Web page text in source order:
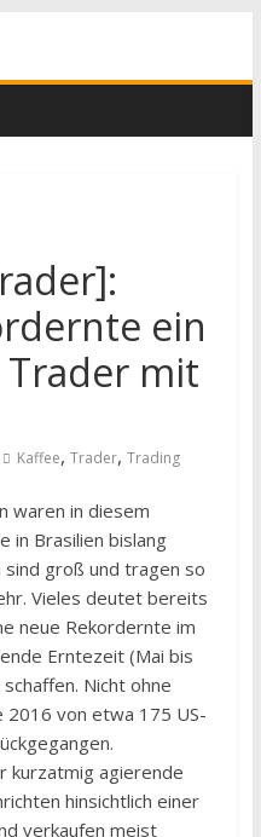
ein
mit
Kaffee, Trader, Trading
waren in diesem
in Brasilien bislang
sind groß und tragen so
Vieles deutet bereits
neue Rekordernte im
Erntezeit (Mai bis
Nicht ohne
von etwa 175 US-
kurzatmig agierende
hinsichtlich einer
verkaufen meist